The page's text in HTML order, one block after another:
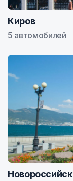
Киров
5 автомобилей
Новороссийск